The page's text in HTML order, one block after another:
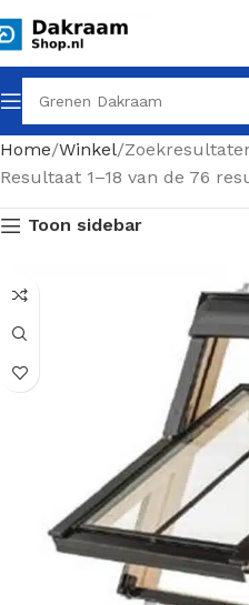
Home Winkel
Resultaat 1–18 van de 76
Toon sidebar